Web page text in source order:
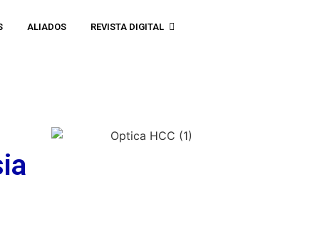
ALIADOS REVISTA DIGITAL